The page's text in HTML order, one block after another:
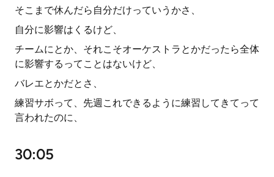
そこまで休んだら自分だけっていうかさ、
自分に影響はくるけど、
チームにとか、それこそオーケストラとかだったら全体
に影響するってことはないけど、
バレエとかだとさ、
練習サボって、先週これできるように練習してきてって
言われたのに、
30:05